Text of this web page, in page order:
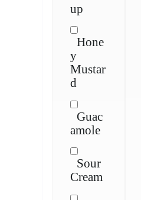
up
Hone
y
Mustar
d
Guac
amole
Sour
Cream